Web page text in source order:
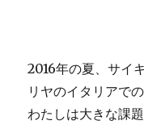
2016年の夏、サイ
リヤのイタリアで
わたしは大きな課